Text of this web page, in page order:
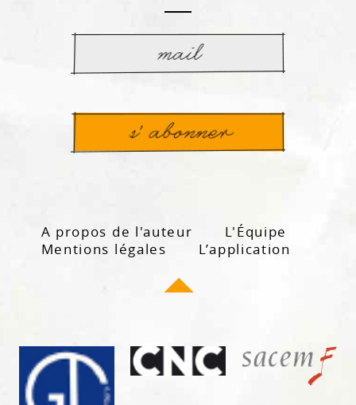
A propos de l'auteur
L'Équipe
Mentions légales
L’application